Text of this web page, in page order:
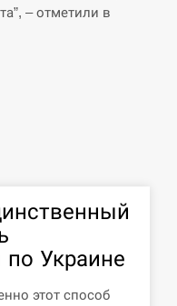
на “кратный
ймовірно, з…
в
на…
– отметили в
по Украине
этот способ